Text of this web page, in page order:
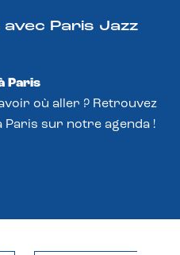
Paris Jazz
Paris
où aller ? Retrouvez
Paris sur notre agenda !